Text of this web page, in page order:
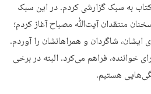
به سبک گزارشی کردم. در این سبک
منتقدان آیت‌ﷲ مصباح آغاز کردم؛
شاگردان و همراهانشان را آوردم.
خواننده، فراهم می‌کرد. البته در برخی
هستیم.